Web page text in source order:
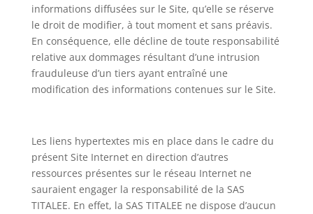
informations diffusées sur le Site, qu’elle se réserve
le droit de modifier, à tout moment et sans préavis.
En conséquence, elle décline de toute responsabilité
relative aux dommages résultant d’une intrusion
frauduleuse d’un tiers ayant entraîné une
modification des informations contenues sur le Site.
Les liens hypertextes mis en place dans le cadre du
présent Site Internet en direction d’autres
ressources présentes sur le réseau Internet ne
sauraient engager la responsabilité de la SAS
TITALEE. En effet, la SAS TITALEE ne dispose d’aucun